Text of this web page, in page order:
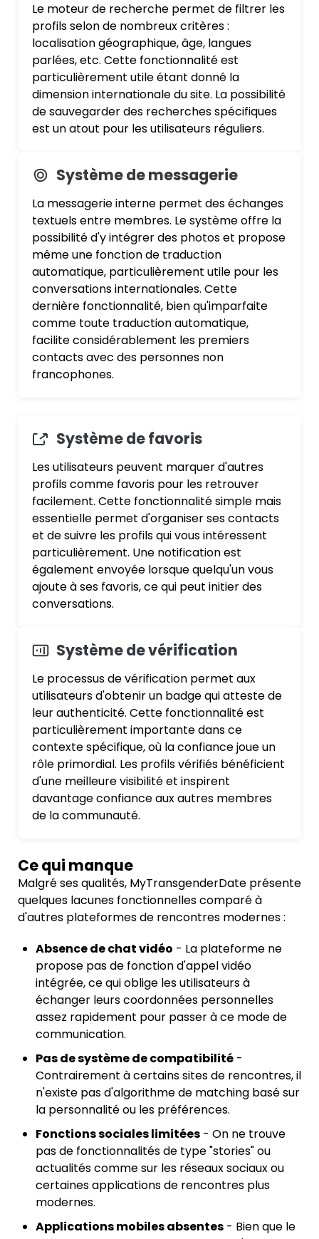
Le moteur de recherche permet de filtrer les
profils selon de nombreux critères :
localisation géographique, âge, langues
parlées, etc. Cette fonctionnalité est
particulièrement utile étant donné la
dimension internationale du site. La possibilité
de sauvegarder des recherches spécifiques
est un atout pour les utilisateurs réguliers.
Système de messagerie
La messagerie interne permet des échanges
textuels entre membres. Le système offre la
possibilité d'y intégrer des photos et propose
même une fonction de traduction
automatique, particulièrement utile pour les
conversations internationales. Cette
dernière fonctionnalité, bien qu'imparfaite
comme toute traduction automatique,
facilite considérablement les premiers
contacts avec des personnes non
francophones.
Système de favoris
Les utilisateurs peuvent marquer d'autres
profils comme favoris pour les retrouver
facilement. Cette fonctionnalité simple mais
essentielle permet d'organiser ses contacts
et de suivre les profils qui vous intéressent
particulièrement. Une notification est
également envoyée lorsque quelqu'un vous
ajoute à ses favoris, ce qui peut initier des
conversations.
Système de vérification
Le processus de vérification permet aux
utilisateurs d'obtenir un badge qui atteste de
leur authenticité. Cette fonctionnalité est
particulièrement importante dans ce
contexte spécifique, où la confiance joue un
rôle primordial. Les profils vérifiés bénéficient
d'une meilleure visibilité et inspirent
davantage confiance aux autres membres
de la communauté.
Ce qui manque
Malgré ses qualités, MyTransgenderDate présente
quelques lacunes fonctionnelles comparé à
d'autres plateformes de rencontres modernes :
Absence de chat vidéo - La plateforme ne
propose pas de fonction d'appel vidéo
intégrée, ce qui oblige les utilisateurs à
échanger leurs coordonnées personnelles
assez rapidement pour passer à ce mode de
communication.
Pas de système de compatibilité -
Contrairement à certains sites de rencontres, il
n'existe pas d'algorithme de matching basé sur
la personnalité ou les préférences.
Fonctions sociales limitées - On ne trouve
pas de fonctionnalités de type "stories" ou
actualités comme sur les réseaux sociaux ou
certaines applications de rencontres plus
modernes.
Applications mobiles absentes - Bien que le